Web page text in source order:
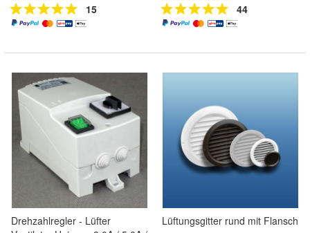
15 44
Drehzahlregler - Lüfter
Lüftungsgitter rund mit Flansch